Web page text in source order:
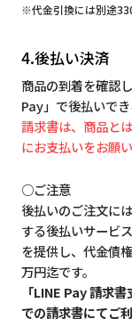
※代金引換には別途
4.後払い決済
商品の到着を確認
Pay」で後払いで
請求書は、商品と
にお支払いをお願い
○ご注意
後払いのご注文に
する後払いサービ
を提供し、代金債
万円迄です。
「LINE Pay 請求
での請求書にてご